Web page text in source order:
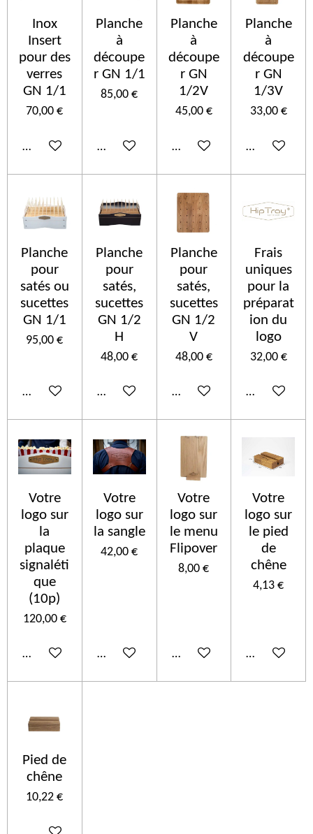
Inox
Insert
pour des
verres
GN 1/1
70,00 €
Añadir al carrito
Planche
à
découpe
r GN 1/1
85,00 €
Añadir al carrito
Planche
à
découpe
r GN
1/2V
45,00 €
Añadir al carrito
Planche
à
découpe
r GN
1/3V
33,00 €
Añadir al
Planche
pour
satés ou
sucettes
GN 1/1
95,00 €
Añadir al carrito
Planche
pour
satés,
sucettes
GN 1/2
H
48,00 €
Añadir al carrito
Planche
pour
satés,
sucettes
GN 1/2
V
48,00 €
Añadir al carrito
Frais
uniques
pour la
préparat
ion du
logo
32,00 €
Añadir al
Votre
logo sur
la
plaque
signaléti
que
(10p)
120,00 €
Añadir al carrito
Votre
logo sur
la sangle
42,00 €
Añadir al carrito
Votre
logo sur
le menu
Flipover
8,00 €
Añadir al carrito
Votre
logo sur
le pied
de
chêne
4,13 €
Añadir al
Pied de
chêne
10,22 €